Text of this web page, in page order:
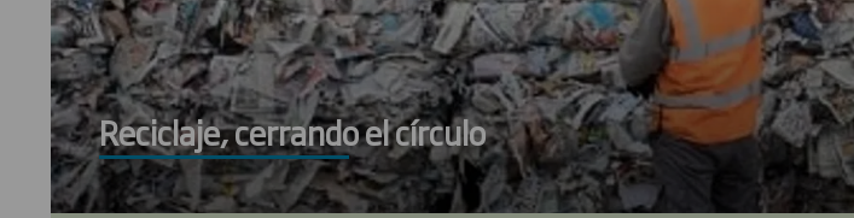
Reciclaje, cerrando el círculo